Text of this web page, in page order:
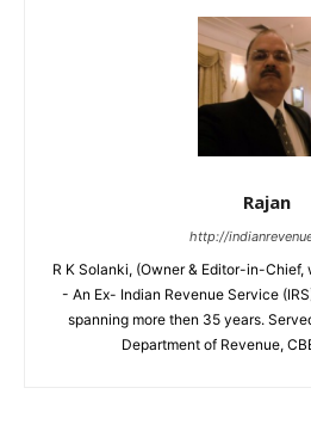
Rajan
http://
R K Solanki, (Owner & Editor-in-
- An Ex- Indian Revenue Service
spanning more then 35 years.
Department of Revenue,